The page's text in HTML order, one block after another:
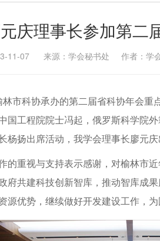
庆理事长参加第二
11-07 来源：学会秘书处 作者：学
市科协承办的第二届省科协年会
国工程院院士冯起，俄罗斯科学院
扬出席活动，我学会理事长廖元庆
的重视与支持表示感谢，对榆林市
府共建科技创新智库，推动智库成
优势，继续做好开发建设工作，为